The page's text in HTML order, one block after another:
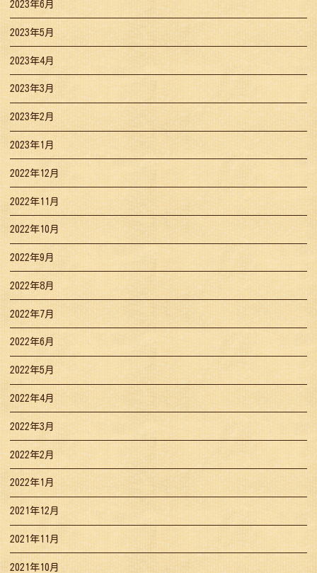
2023年6月
2023年5月
2023年4月
2023年3月
2023年2月
2023年1月
2022年12月
2022年11月
2022年10月
2022年9月
2022年8月
2022年7月
2022年6月
2022年5月
2022年4月
2022年3月
2022年2月
2022年1月
2021年12月
2021年11月
2021年10月